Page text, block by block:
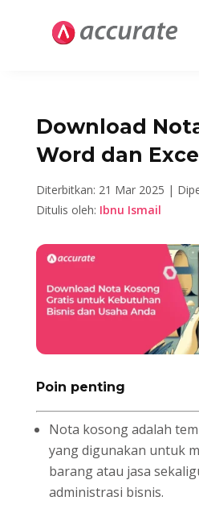
Download
Word dan
Diterbitkan: 21 Mar 2025 |
Ditulis oleh: Ibnu Ismail
Poin penting
Nota kosong adalah
yang digunakan untuk
barang atau jasa
administrasi bisnis.